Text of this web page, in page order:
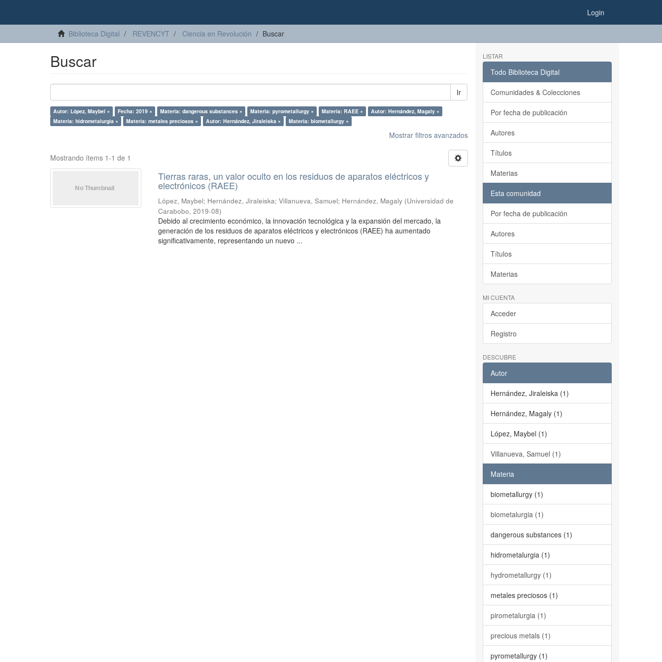
Login
Biblioteca Digital REVENCYT Ciencia en Revolución Buscar
Buscar
Ir
Autor: López, Maybel × Fecha: 2019 × Materia: dangerous substances × Materia: pyrometallurgy × Materia: RAEE ×
Autor: Hernández, Magaly ×
Materia: hidrometalurgia ×
Materia: metales preciosos × Autor: Hernández, Jiraleiska × Materia: biometallurgy ×
Mostrar filtros avanzados
Mostrando ítems 1-1 de 1
Tierras raras, un valor oculto en los residuos de aparatos eléctricos y
electrónicos (RAEE)
López, Maybel; Hernández, Jiraleiska;Villanueva, Samuel; Hernández, Magaly (Universidad de
Carabobo,2019-08)
Debido al crecimiento económico, la innovación tecnológica y la expansión del mercado, la
generación de los residuos de aparatos eléctricos y electrónicos (RAEE) ha aumentado
significativamente, representando un nuevo ...
LISTAR
Todo Biblioteca Digital
Comunidades & Colecciones
Por fecha de publicación
Autores
Títulos
Materias
Esta comunidad
Por fecha de publicación
Autores
Títulos
Materias
MI CUENTA
Acceder
Registro
DESCUBRE
Autor
Hernández, Jiraleiska (1)
Hernández, Magaly (1)
López, Maybel (1)
Villanueva, Samuel (1)
Materia
biometallurgy (1)
biometalurgia (1)
dangerous substances (1)
hidrometalurgia (1)
hydrometallurgy (1)
metales preciosos (1)
pirometalurgia (1)
precious metals (1)
pyrometallurgy (1)